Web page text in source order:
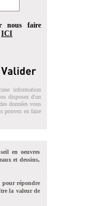
nous faire
ICI
information
disposez d'un
données vous
pouvez en faire
en oeuvres
et dessins,
pour répondre
la valeur de